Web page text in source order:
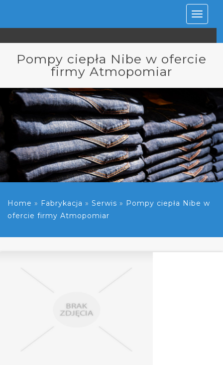
Rozwiń
Pompy ciepła Nibe w ofercie
firmy Atmopomiar
Home » Fabrykacja » Serwis » Pompy ciepła Nibe w
ofercie firmy Atmopomiar